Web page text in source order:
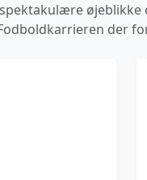
der